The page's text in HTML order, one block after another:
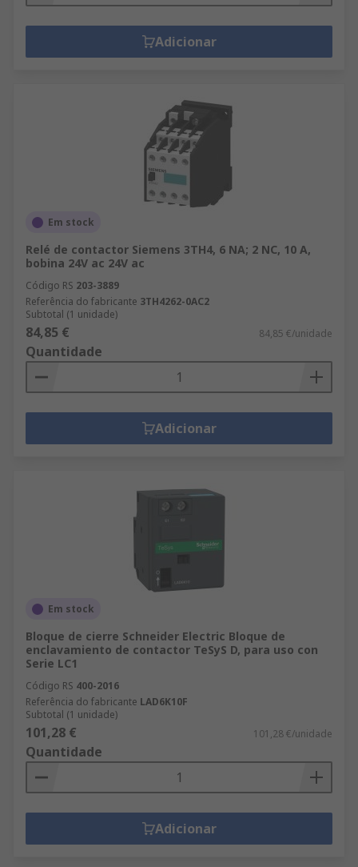
Adicionar
Em stock
Relé de contactor Siemens 3TH4, 6 NA; 2 NC, 10 A,
bobina 24V ac 24V ac
Código RS 203-3889
Referência do fabricante 3TH4262-0AC2
Subtotal (1 unidade)
84,85 € 84,85 €/unidade
Quantidade
Adicionar
Em stock
Bloque de cierre Schneider Electric Bloque de
enclavamiento de contactor TeSyS D, para uso con
Serie LC1
Código RS 400-2016
Referência do fabricante LAD6K10F
Subtotal (1 unidade)
101,28 € 101,28 €/unidade
Quantidade
Adicionar